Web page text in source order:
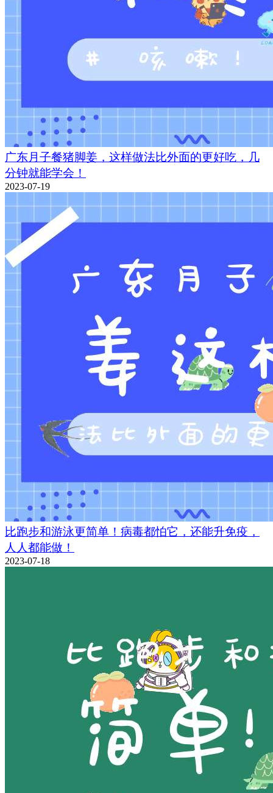
广东月子餐猪脚姜，这样做法比外面的更好吃，几
分钟就能学会！
2023-07-19
比跑步和游泳更简单！病毒都怕它，还能升免疫，
人人都能做！
2023-07-18